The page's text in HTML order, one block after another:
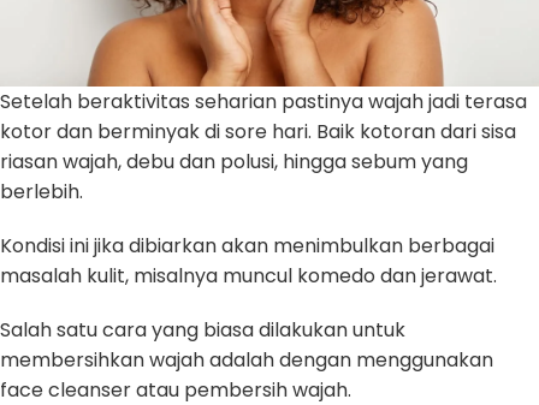
Setelah beraktivitas seharian pastinya wajah jadi terasa
kotor dan berminyak di sore hari. Baik kotoran dari sisa
riasan wajah, debu dan polusi, hingga sebum yang
berlebih.
Kondisi ini jika dibiarkan akan menimbulkan berbagai
masalah kulit, misalnya muncul komedo dan jerawat.
Salah satu cara yang biasa dilakukan untuk
membersihkan wajah adalah dengan menggunakan
face cleanser atau pembersih wajah.